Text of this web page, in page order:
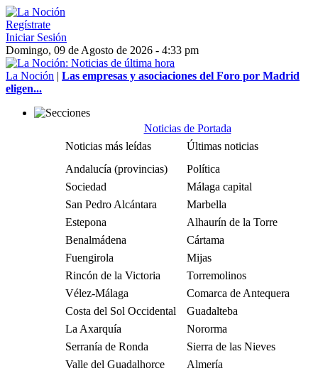
Regístrate
Iniciar Sesión
Domingo, 09 de Agosto de 2026 - 4:33 pm
La Noción | Las empresas y asociaciones del Foro por Madrid
eligen...
Noticias de Portada
Noticias más leídas
Últimas noticias
Andalucía (provincias)
Política
Sociedad
Málaga capital
San Pedro Alcántara
Marbella
Estepona
Alhaurín de la Torre
Benalmádena
Cártama
Fuengirola
Mijas
Rincón de la Victoria
Torremolinos
Vélez-Málaga
Comarca de Antequera
Costa del Sol Occidental
Guadalteba
La Axarquía
Nororma
Serranía de Ronda
Sierra de las Nieves
Valle del Guadalhorce
Almería